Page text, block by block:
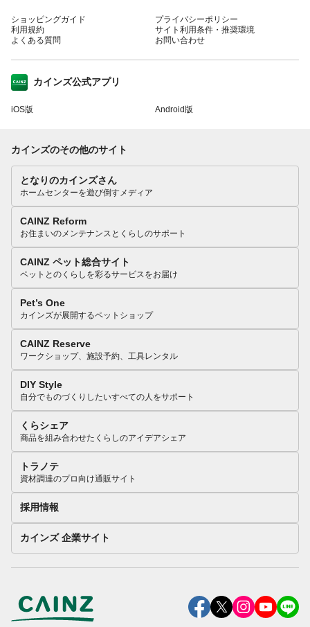
ショッピングガイド
利用規約
よくある質問
プライバシーポリシー
サイト利用条件・推奨環境
お問い合わせ
カインズ公式アプリ
iOS版 Android版
カインズのその他のサイト
となりのカインズさん
ホームセンターを遊び倒すメディア
CAINZ Reform
お住まいのメンテナンスとくらしのサポート
CAINZ ペット総合サイト
ペットとのくらしを彩るサービスをお届け
Pet’s One
カインズが展開するペットショップ
CAINZ Reserve
ワークショップ、施設予約、工具レンタル
DIY Style
自分でものづくりしたいすべての人をサポート
くらシェア
商品を組み合わせたくらしのアイデアシェア
トラノテ
資材調達のプロ向け通販サイト
採用情報
カインズ 企業サイト